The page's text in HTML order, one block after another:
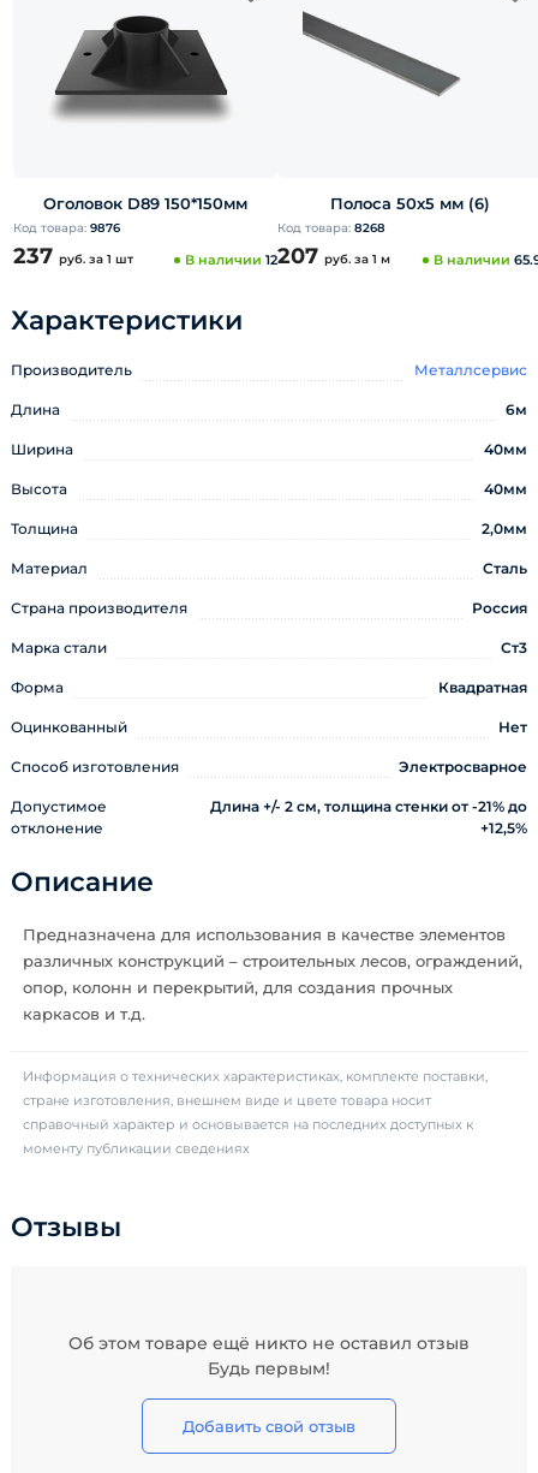
Оголовок D89 150*150мм
Код товара: 9876
237 руб. за 1 шт В наличии 12
Полоса 50х5 мм (6)
Код товара: 8268
207 руб. за 1 м В наличии
Характеристики
Производитель Металлсервис
Длина 6м
Ширина 40мм
Высота 40мм
Толщина 2,0мм
Материал Сталь
Страна производителя Россия
Марка стали Ст3
Форма Квадратная
Оцинкованный Нет
Способ изготовления Электросварное
Допустимое
отклонение
Длина +/- 2 см, толщина стенки от -21% до
+12,5%
Описание
Предназначена для использования в качестве элементов
различных конструкций – строительных лесов, ограждений,
опор, колонн и перекрытий, для создания прочных
каркасов и т.д.
Информация о технических характеристиках, комплекте поставки,
стране изготовления, внешнем виде и цвете товара носит
справочный характер и основывается на последних доступных к
моменту публикации сведениях
Отзывы
Об этом товаре ещё никто не оставил отзыв
Будь первым!
Добавить свой отзыв